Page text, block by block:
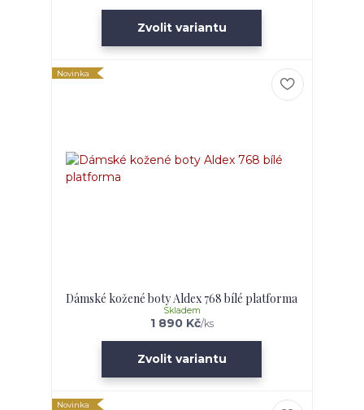
Zvolit variantu
Novinka
Dámské kožené boty Aldex 768 bílé platforma
1 890 Kč/ks
Skladem
Zvolit variantu
Novinka